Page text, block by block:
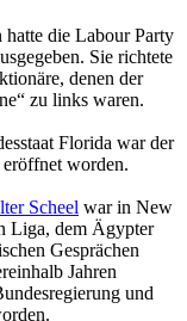
hatte die Labour Party
Sie richtete
denen der
zu links waren.
Florida war der
worden.
Scheel war in New
Liga, dem Ägypter
Gesprächen
Jahren
und